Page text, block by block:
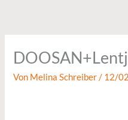
Von Melina Schreiber/ 12/